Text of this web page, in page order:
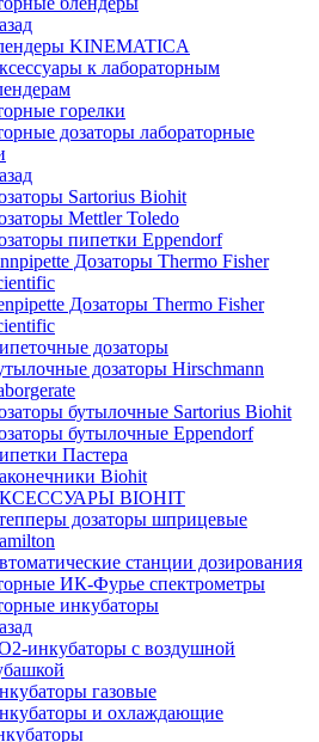
KINEMATICA
к лабораторным
горелки
дозаторы лабораторные
Sartorius Biohit
Mettler Toledo
пипетки Eppendorf
Дозаторы Thermo Fisher
Дозаторы Thermo Fisher
дозаторы
дозаторы Hirschmann
бутылочные Sartorius Biohit
бутылочные Eppendorf
Пастера
Biohit
BIOHIT
дозаторы шприцевые
станции дозирования
ИК-Фурье спектрометры
инкубаторы
инкубаторы с воздушной
газовые
и охлаждающие